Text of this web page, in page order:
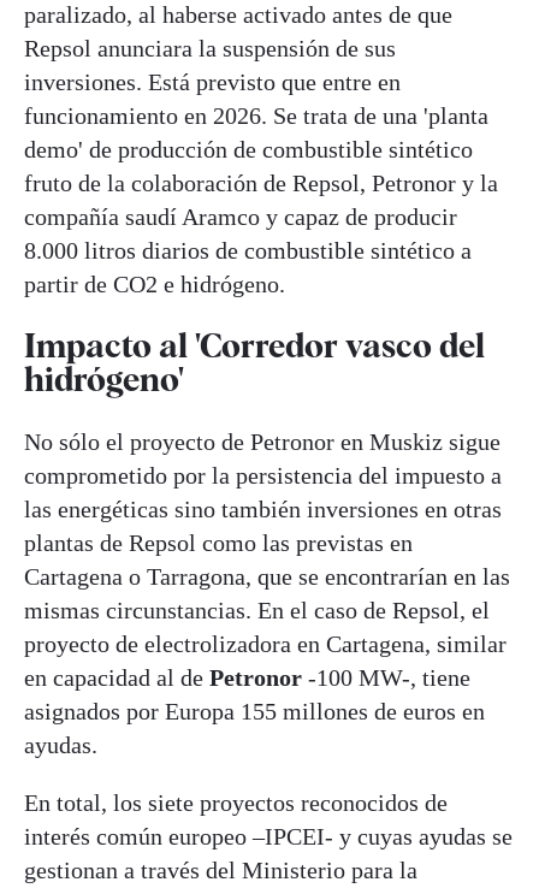
paralizado, al haberse activado antes de que
Repsol anunciara la suspensión de sus
inversiones. Está previsto que entre en
funcionamiento en 2026. Se trata de una 'planta
demo' de producción de combustible sintético
fruto de la colaboración de Repsol, Petronor y la
compañía saudí Aramco y capaz de producir
8.000 litros diarios de combustible sintético a
partir de CO2 e hidrógeno.
Impacto al 'Corredor vasco del
hidrógeno'
No sólo el proyecto de Petronor en Muskiz sigue
comprometido por la persistencia del impuesto a
las energéticas sino también inversiones en otras
plantas de Repsol como las previstas en
Cartagena o Tarragona, que se encontrarían en las
mismas circunstancias. En el caso de Repsol, el
proyecto de electrolizadora en Cartagena, similar
en capacidad al de Petronor -100 MW-, tiene
asignados por Europa 155 millones de euros en
ayudas.
En total, los siete proyectos reconocidos de
interés común europeo –IPCEI- y cuyas ayudas se
gestionan a través del Ministerio para la